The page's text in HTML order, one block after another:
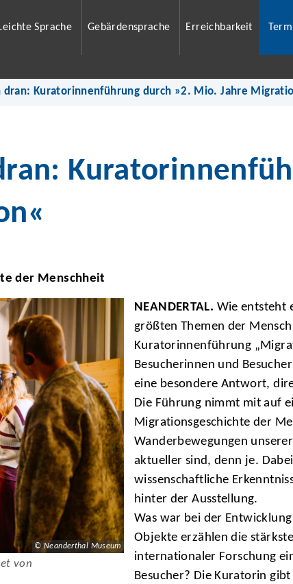
Sprache Gebärdensprache Erreichbarkeit
dran: Kuratorinnenführung durch »2. Mio. Jahre
der Menschheit
© Neanderthal Museum
von
NEANDERTAL. Wie entsteht
größten Themen der
Kuratorinnenführung
Besucherinnen und
eine besondere Antwort,
Die Führung nimmt mit auf
Migrationsgeschichte der
Wanderbewegungen
aktueller sind, denn je.
wissenschaftliche
hinter der Ausstellung.
Was war bei der
Objekte erzählen die
internationaler Forschung
Besucher? Die Kuratorin